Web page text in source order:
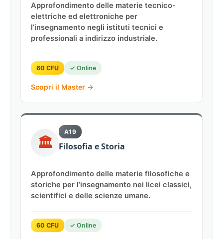
Approfondimento delle materie tecnico-
elettriche ed elettroniche per
l’insegnamento negli istituti tecnici e
professionali a indirizzo industriale.
60 CFU ✓ Online
Scopri il Master →
🏛️
A19
Filosofia e Storia
Approfondimento delle materie filosofiche e
storiche per l’insegnamento nei licei classici,
scientifici e delle scienze umane.
60 CFU ✓ Online